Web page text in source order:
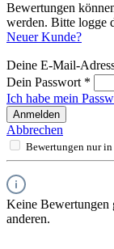
Bewertungen
werden. Bitte logge
Neuer Kunde?
Deine E-Mail-
Dein Passwort *
Ich habe mein
Anmelden
Abbrechen
Bewertungen nur
Keine Bewertungen
anderen.